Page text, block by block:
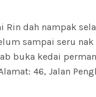
Rin dah nampak
sampai seru nak
buka kedai
46, Jalan